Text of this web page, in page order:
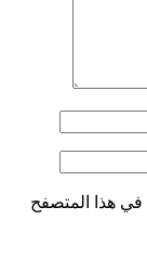
في هذا المتصفح